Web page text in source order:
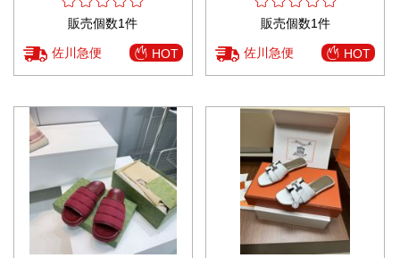
販売個数1件
佐川急便 HOT
販売個数1件
佐川急便 HOT